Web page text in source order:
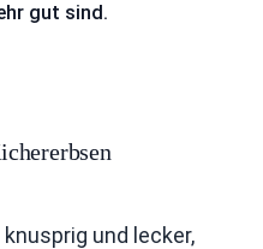
gut sind.
und lecker,